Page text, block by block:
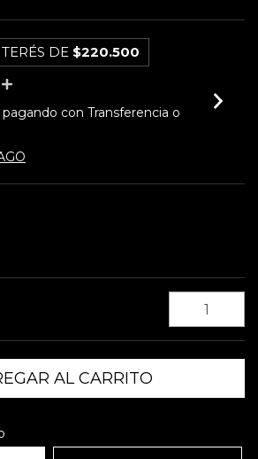
DE $220.500
pagando con Transferencia o